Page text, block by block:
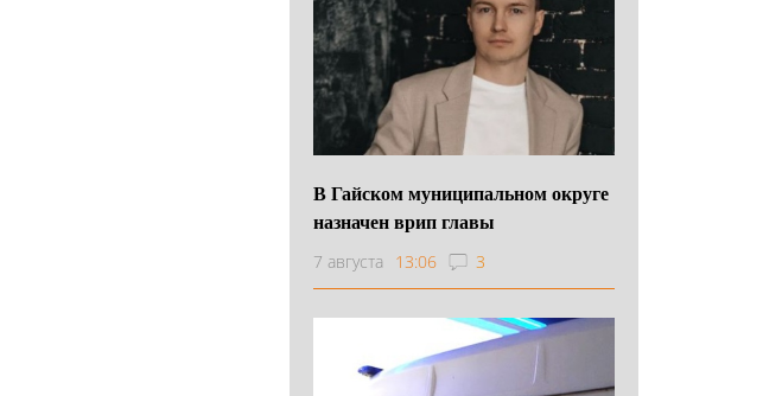
В Гайском муниципальном округе
назначен врип главы
7 августа 13:06 3